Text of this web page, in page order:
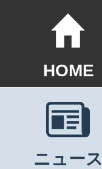
HOME
ニュース